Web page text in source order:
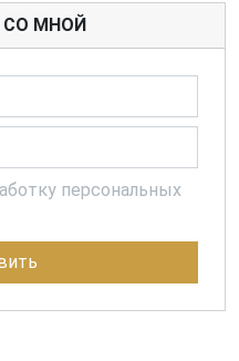
СО МНОЙ
персональных